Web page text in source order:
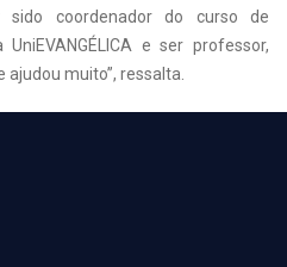
coordenador do curso de
e ser professor,
muito”, ressalta.